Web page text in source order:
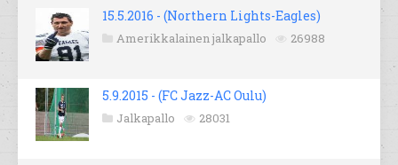
15.5.2016 - (Northern Lights-Eagles)
Amerikkalainen jalkapallo 26988
5.9.2015 - (FC Jazz-AC Oulu)
Jalkapallo 28031